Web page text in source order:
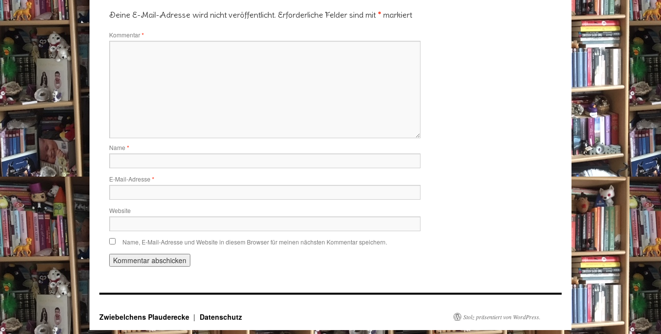
Deine E-Mail-Adresse wird nicht veröffentlicht. Erforderliche Felder sind mit * markiert
Kommentar*
Name *
E-Mail-Adresse *
Website
Name, E-Mail-Adresse und Website in diesem Browser für meinen nächsten Kommentar speichern.
Zwiebelchens Plauderecke Datenschutz Stolz präsentiert von WordPress.